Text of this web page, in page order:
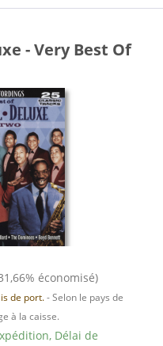
- Very Best Of
économisé)
de port.- Selon le pays de
à la caisse.
Délai de